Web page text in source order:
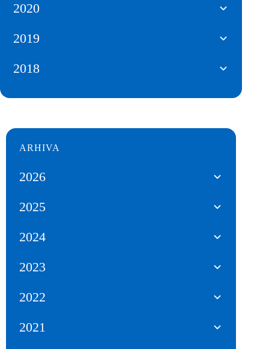
2020
2019
2018
ARHIVA
2026
2025
2024
2023
2022
2021